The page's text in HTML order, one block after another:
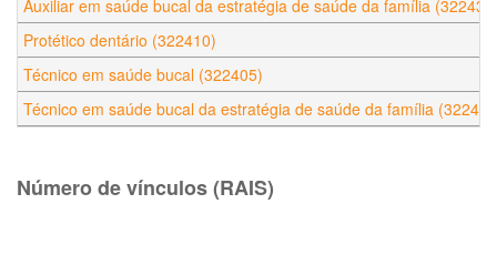
Auxiliar em saúde bucal da estratégia de saúde da família
Protético dentário (322410)
Técnico em saúde bucal (322405)
Técnico em saúde bucal da estratégia de saúde da família
Número de vínculos (RAIS)